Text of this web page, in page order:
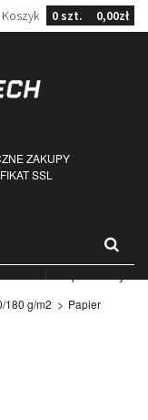
Koszyk 0 szt. 0,00zł
ZAKUPY
SSL
180 g/m2 > Papier